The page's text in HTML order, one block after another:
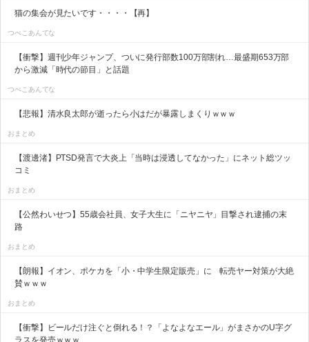
猫の集会が見たいです・・・・【再】
つべこあんてな
【衝撃】週刊少年ジャンプ、ついに発行部数100万部割れ…最盛期653万部
から激減「時代の節目」と話題
つべこあんてな
【悲報】清水良太郎が逝ったら小はだが暴露しまくりｗｗｗ
おまとめ
【渡邊渚】PTSD発言で大炎上「当時は浸透してなかった」にネット総ツッ
コミ
おまとめ
【公然わいせつ】55歳会社員、女子大生に「ニヤニヤ」目撃され逮捕の末
路
おまとめ
【朗報】イオン、ポケカを「小・中学生限定販売」に 転売ヤー対策が大絶
賛ｗｗｗ
おまとめ
【衝撃】ビールだけ注ぐと倒れる！？「よなよなエール」がまさかのU字グ
ラスを発売ｗｗｗ